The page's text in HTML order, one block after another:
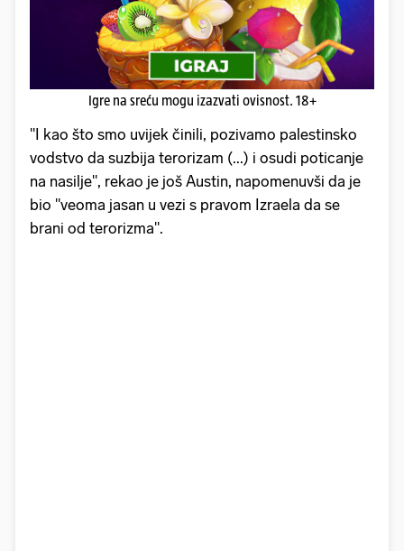
Igre na sreću mogu izazvati ovisnost. 18+
"I kao što smo uvijek činili, pozivamo palestinsko
vodstvo da suzbija terorizam (...) i osudi poticanje
na nasilje", rekao je još Austin, napomenuvši da je
bio "veoma jasan u vezi s pravom Izraela da se
brani od terorizma".